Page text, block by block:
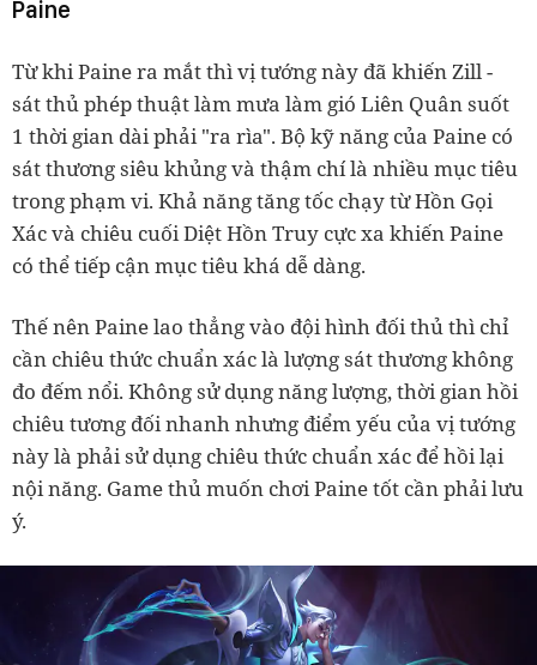
Paine
Từ khi Paine ra mắt thì vị tướng này đã khiến Zill -
sát thủ phép thuật làm mưa làm gió Liên Quân suốt
1 thời gian dài phải "ra rìa". Bộ kỹ năng của Paine có
sát thương siêu khủng và thậm chí là nhiều mục tiêu
trong phạm vi. Khả năng tăng tốc chạy từ Hồn Gọi
Xác và chiêu cuối Diệt Hồn Truy cực xa khiến Paine
có thể tiếp cận mục tiêu khá dễ dàng.
Thế nên Paine lao thẳng vào đội hình đối thủ thì chỉ
cần chiêu thức chuẩn xác là lượng sát thương không
đo đếm nổi. Không sử dụng năng lượng, thời gian hồi
chiêu tương đối nhanh nhưng điểm yếu của vị tướng
này là phải sử dụng chiêu thức chuẩn xác để hồi lại
nội năng. Game thủ muốn chơi Paine tốt cần phải lưu
ý.